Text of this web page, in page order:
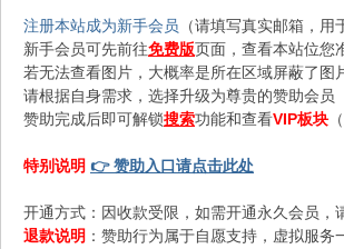
注册本站成为新手会员 （请填写真实邮箱，用
新手会员可先前往免费版页面，查看本站位您
若无法查看图片，大概率是所在区域屏蔽了图
请根据自身需求，选择升级为尊贵的赞助会员
赞助完成后即可解锁搜索功能和查看VIP板块
特别说明 👉 赞助入口请点击此处
开通方式：因收款受限，如需开通永久会员，
退款说明 ：赞助行为属于自愿支持，虚拟服务